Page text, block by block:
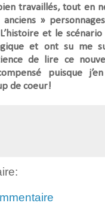
travaillés, tout en
»
et le scénario
et ont su me
de lire ce
puisque
de coeur!